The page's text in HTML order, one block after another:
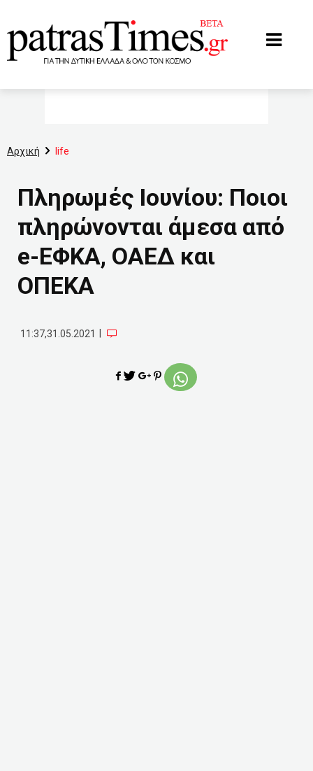
Αρχική life
Πληρωμές Ιουνίου: Ποιοι
πληρώνονται άμεσα από
e-ΕΦΚΑ, ΟΑΕΔ και
ΟΠΕΚΑ
11:37,31.05.2021